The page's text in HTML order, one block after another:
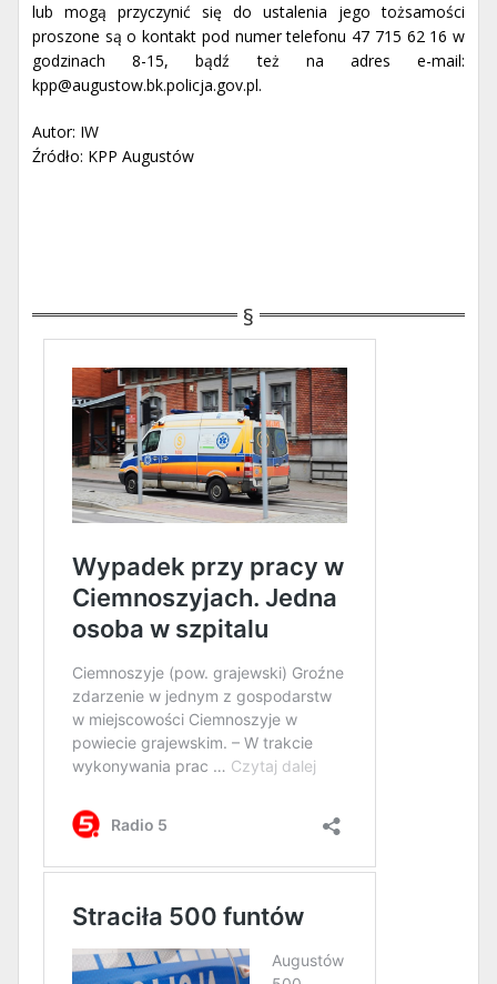
lub mogą przyczynić się do ustalenia jego tożsamości
proszone są o kontakt pod numer telefonu 47 715 62 16 w
godzinach 8-15, bądź też na adres e-mail:
kpp@augustow.bk.policja.gov.pl.
Autor: IW
Źródło: KPP Augustów